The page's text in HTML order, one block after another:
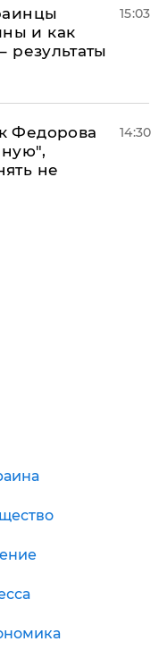
и как
результаты
15:03
Федорова
не
14:30